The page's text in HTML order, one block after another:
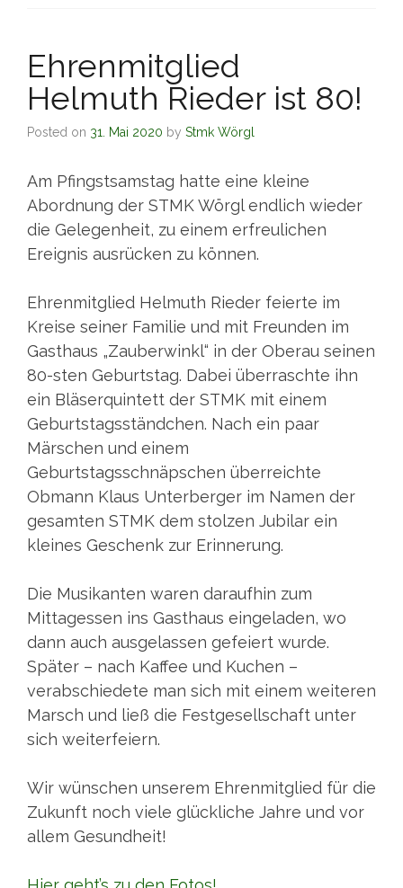
Ehrenmitglied
Helmuth Rieder ist 80!
Posted on 31. Mai 2020 by Stmk Wörgl
Am Pfingstsamstag hatte eine kleine
Abordnung der STMK Wörgl endlich wieder
die Gelegenheit, zu einem erfreulichen
Ereignis ausrücken zu können.
Ehrenmitglied Helmuth Rieder feierte im
Kreise seiner Familie und mit Freunden im
Gasthaus „Zauberwinkl“ in der Oberau seinen
80-sten Geburtstag. Dabei überraschte ihn
ein Bläserquintett der STMK mit einem
Geburtstagsständchen. Nach ein paar
Märschen und einem
Geburtstagsschnäpschen überreichte
Obmann Klaus Unterberger im Namen der
gesamten STMK dem stolzen Jubilar ein
kleines Geschenk zur Erinnerung.
Die Musikanten waren daraufhin zum
Mittagessen ins Gasthaus eingeladen, wo
dann auch ausgelassen gefeiert wurde.
Später – nach Kaffee und Kuchen –
verabschiedete man sich mit einem weiteren
Marsch und ließ die Festgesellschaft unter
sich weiterfeiern.
Wir wünschen unserem Ehrenmitglied für die
Zukunft noch viele glückliche Jahre und vor
allem Gesundheit!